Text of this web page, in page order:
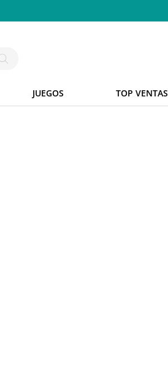
JUEGOS TOP VENTAS